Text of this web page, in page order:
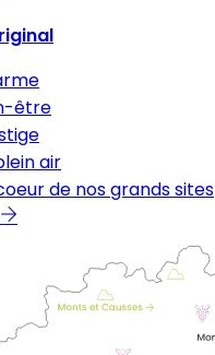
être
air
de nos grands sites